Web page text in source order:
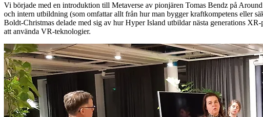
Vi började med en introduktion till Metaverse av pionjären Tomas Bendz på
och intern utbildning (som omfattar allt från hur man bygger kraftkompetens eller
Boldt-Christmas delade med sig av hur Hyper Island utbildar nästa generations
att använda VR-teknologier.